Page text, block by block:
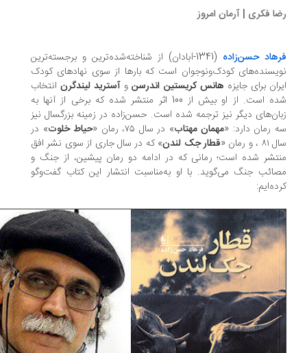
فکری | آرمان امروز
حسن‌زاده
(1341-آبادان) از شناخته‌شده‌ترین و برجسته‌ترین
کودک‌و‌نوجوان است که بارها از سوی نهادهای کودک
برای جایزه هانس کریستین اندرسنوآسترید لیندگرنانتخاب
شده است. از او بیش از 100 اثر منتشر شده که برخی از آنها به
دیگر نیز ترجمه شده است. حسن‌زاده در زمینه بزرگسال نیز
رمان دارد: « مهمان مهتاب » در سال ۷۵، رمان « حیاط خلوت» در
قطار جک لندن» که در سال جاری از سوی نشر افق
شده است؛ رمانی که در ادامه دو رمان پیشین، از جنگ و
جنگ می‌گوید. با او به‌مناسبت انتشار این کتاب گفت‌وگو